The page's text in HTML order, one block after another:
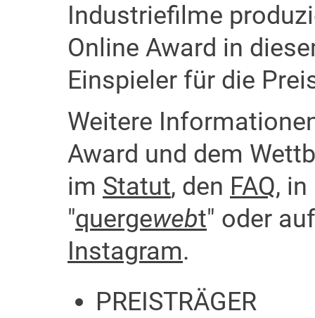
Industriefilme
Online Award in
Einspieler für die
Weitere
Award und dem
im Statut, den FAQ,
"quergewebt" oder
Instagram.
PREISTRÄGER